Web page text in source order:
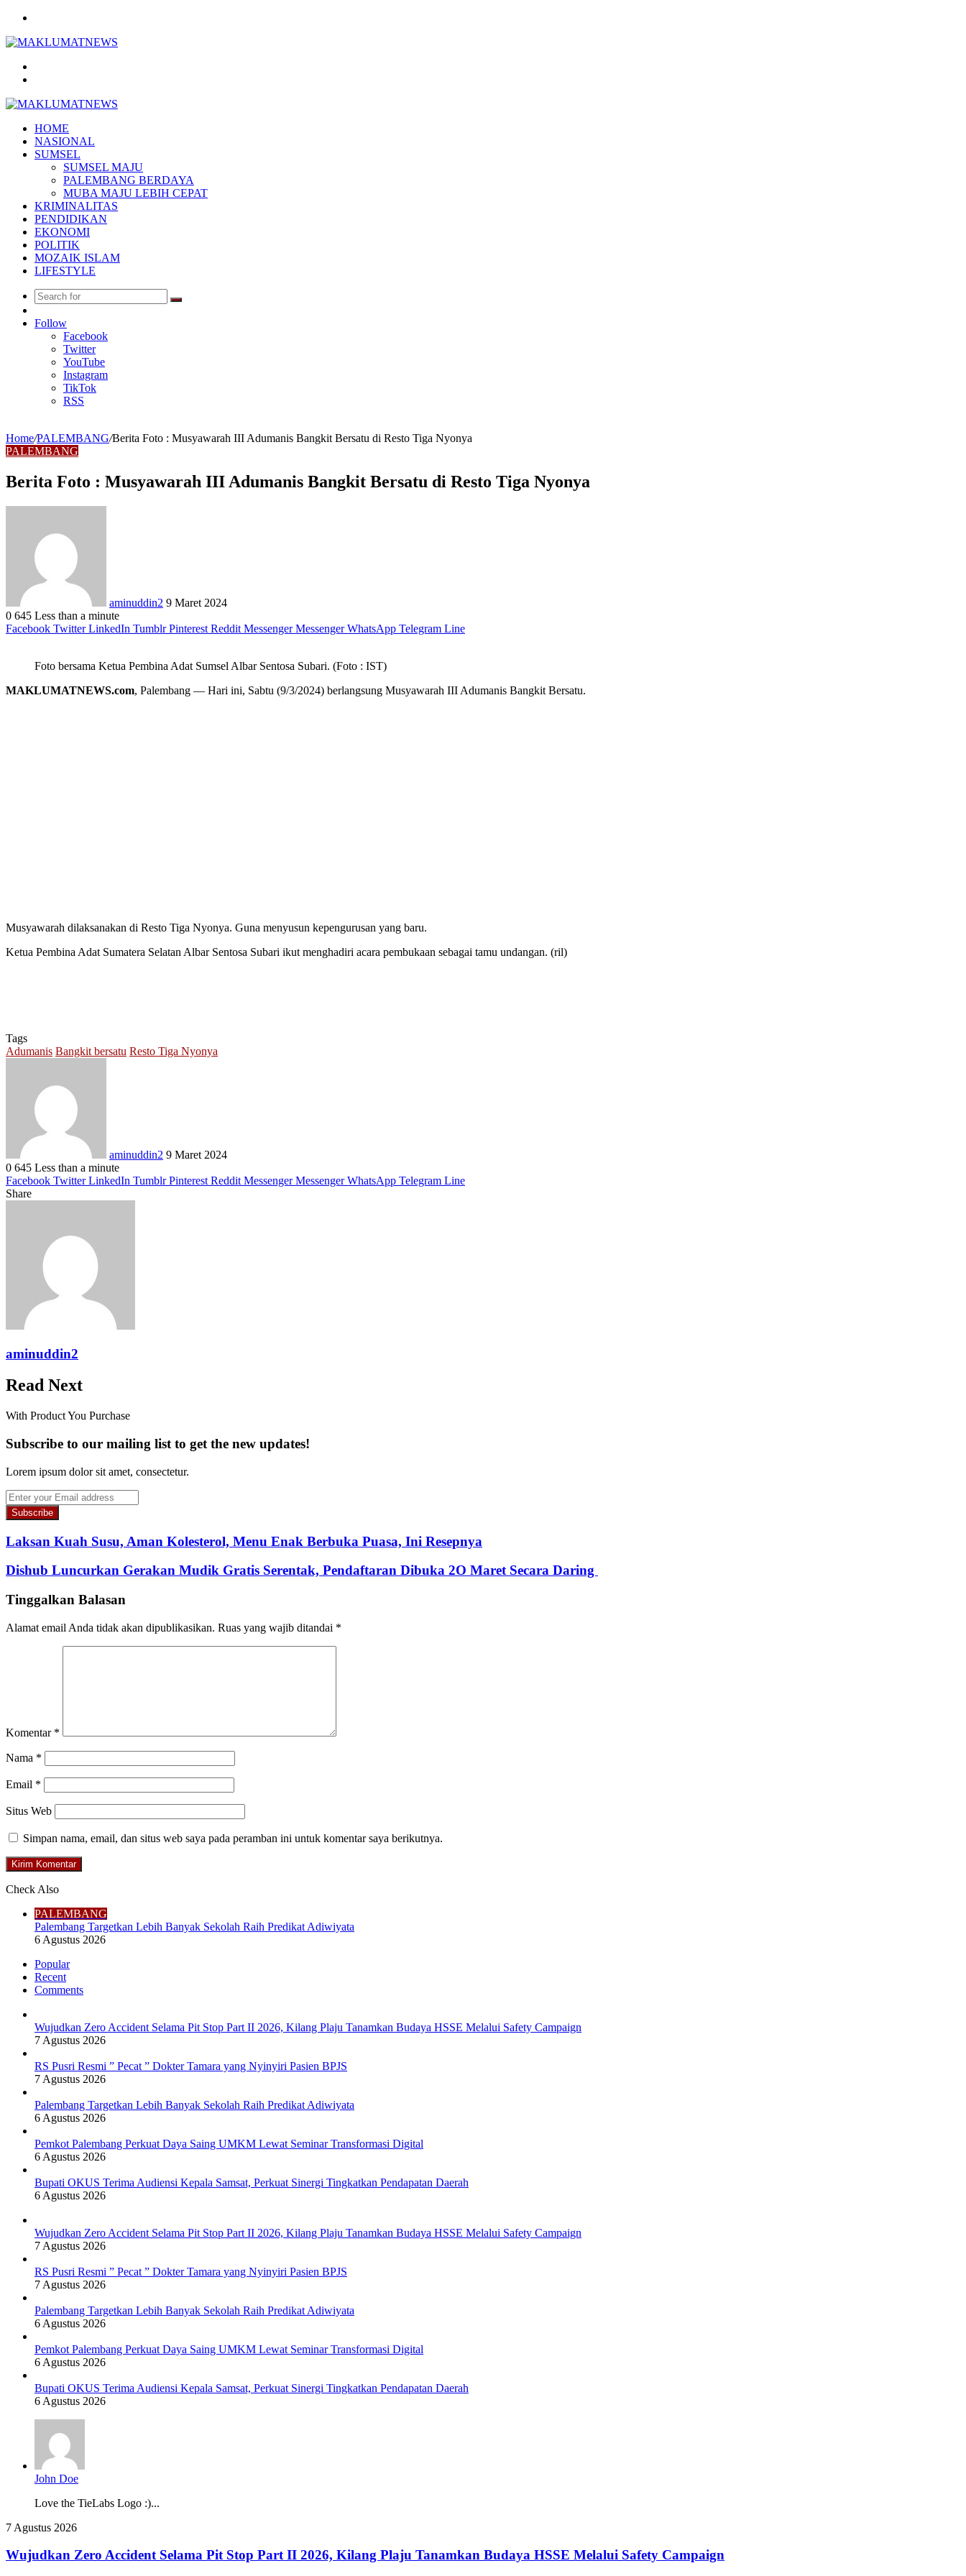
HOME
NASIONAL
SUMSEL
SUMSEL MAJU
PALEMBANG BERDAYA
MUBA MAJU LEBIH CEPAT
KRIMINALITAS
PENDIDIKAN
EKONOMI
POLITIK
MOZAIK ISLAM
LIFESTYLE
Search
Article
Follow
Facebook
Twitter
YouTube
Instagram
TikTok
RSS
Home/PALEMBANG/Berita Foto : Musyawarah III Adumanis Bangkit Bersatu di Resto Tiga Nyonya
PALEMBANG
Berita Foto : Musyawarah III Adumanis Bangkit Bersatu di Resto Tiga Nyonya
aminuddin2 9 Maret 2024
0 645 Less than a minute
Facebook Twitter LinkedIn Tumblr Pinterest Reddit Messenger Messenger WhatsApp Telegram Line
Foto bersama Ketua Pembina Adat Sumsel Albar Sentosa Subari. (Foto : IST)
MAKLUMATNEWS.com, Palembang — Hari ini, Sabtu (9/3/2024) berlangsung Musyawarah III Adumanis Bangkit Bersatu.
Musyawarah dilaksanakan di Resto Tiga Nyonya. Guna menyusun kepengurusan yang baru.
Ketua Pembina Adat Sumatera Selatan Albar Sentosa Subari ikut menghadiri acara pembukaan sebagai tamu undangan. (ril)
Tags
Adumanis Bangkit bersatu Resto Tiga Nyonya
aminuddin2 9 Maret 2024
0 645 Less than a minute
Facebook Twitter LinkedIn Tumblr Pinterest Reddit Messenger Messenger WhatsApp Telegram Line
Share
aminuddin2
Read Next
With Product You Purchase
Subscribe to our mailing list to get the new updates!
Lorem ipsum dolor sit amet, consectetur.
Enter
your
Email
address
Laksan Kuah Susu, Aman Kolesterol, Menu Enak Berbuka Puasa, Ini Resepnya
Dishub Luncurkan Gerakan Mudik Gratis Serentak, Pendaftaran Dibuka 2O Maret Secara Daring
Tinggalkan Balasan
Alamat email Anda tidak akan dipublikasikan. Ruas yang wajib ditandai *
Komentar *
Nama *
Email *
Situs Web
Simpan nama, email, dan situs web saya pada peramban ini untuk komentar saya berikutnya.
Check Also
PALEMBANG
Palembang Targetkan Lebih Banyak Sekolah Raih Predikat Adiwiyata
6 Agustus 2026
Popular
Recent
Comments
Wujudkan Zero Accident Selama Pit Stop Part II 2026, Kilang Plaju Tanamkan Budaya HSSE Melalui Safety Campaign
7 Agustus 2026
RS Pusri Resmi ” Pecat ” Dokter Tamara yang Nyinyiri Pasien BPJS
7 Agustus 2026
Palembang Targetkan Lebih Banyak Sekolah Raih Predikat Adiwiyata
6 Agustus 2026
Pemkot Palembang Perkuat Daya Saing UMKM Lewat Seminar Transformasi Digital
6 Agustus 2026
Bupati OKUS Terima Audiensi Kepala Samsat, Perkuat Sinergi Tingkatkan Pendapatan Daerah
6 Agustus 2026
Wujudkan Zero Accident Selama Pit Stop Part II 2026, Kilang Plaju Tanamkan Budaya HSSE Melalui Safety Campaign
7 Agustus 2026
RS Pusri Resmi ” Pecat ” Dokter Tamara yang Nyinyiri Pasien BPJS
7 Agustus 2026
Palembang Targetkan Lebih Banyak Sekolah Raih Predikat Adiwiyata
6 Agustus 2026
Pemkot Palembang Perkuat Daya Saing UMKM Lewat Seminar Transformasi Digital
6 Agustus 2026
Bupati OKUS Terima Audiensi Kepala Samsat, Perkuat Sinergi Tingkatkan Pendapatan Daerah
6 Agustus 2026
John Doe
Love the TieLabs Logo :)...
Wujudkan
Accident
Selama
7 Agustus 2026
Wujudkan Zero Accident Selama Pit Stop Part II 2026, Kilang Plaju Tanamkan Budaya HSSE Melalui Safety Campaign